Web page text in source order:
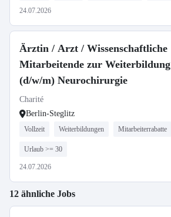
24.07.2026
Ärztin / Arzt / Wissenschaftliche
Mitarbeitende zur Weiterbildung
(d/w/m) Neurochirurgie
Charité
Berlin-Steglitz
Vollzeit Weiterbildungen Mitarbeiterrabatte
Urlaub >= 30
24.07.2026
12 ähnliche Jobs